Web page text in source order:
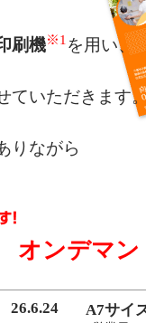
刷機※1 を用い、
ていただきます
りながら
ンド印刷機より
実現いたしまし
オンデマン
26.6.24 A7サイ